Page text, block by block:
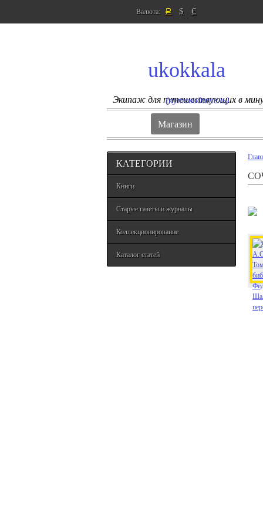
Валюта: Р $ €
ukokkala
Экипаж для путешествующих в
(путеводитель)
Магазин
КАТЕГОРИИ
Книги
Старые газеты и журналы
Коллекционирование
Каталог статей